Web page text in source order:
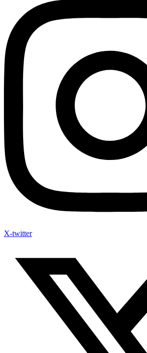
X-twitter